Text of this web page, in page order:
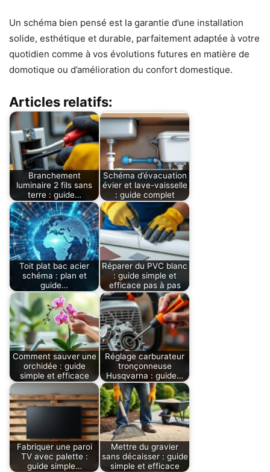
Un schéma bien pensé est la garantie d’une installation
solide, esthétique et durable, parfaitement adaptée à votre
quotidien comme à vos évolutions futures en matière de
domotique ou d’amélioration du confort domestique.
Articles relatifs:
Branchement
luminaire 2 fils sans
terre : guide…
Schéma d’évacuation
évier et lave-vaisselle
: guide complet
Toit plat bac acier
schéma : plan et
guide…
Réparer du PVC blanc
: guide simple et
efficace pas à pas
Comment sauver une
orchidée : guide
simple et efficace
Réglage carburateur
tronçonneuse
Husqvarna : guide…
Fabriquer une paroi
TV avec palette :
guide simple…
Mettre du gravier
sans décaisser : guide
simple et efficace